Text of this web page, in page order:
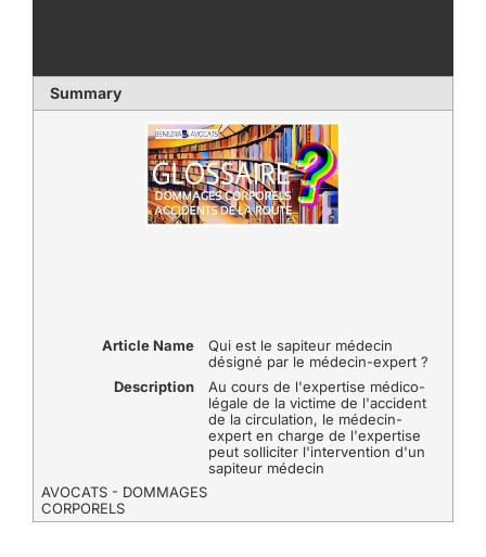
Summary
Article Name
Qui est le sapiteur médecin
désigné par le médecin-expert ?
Description
Au cours de l'expertise médico-
légale de la victime de l'accident
de la circulation, le médecin-
expert en charge de l'expertise
peut solliciter l'intervention d'un
sapiteur médecin
AVOCATS - DOMMAGES
CORPORELS